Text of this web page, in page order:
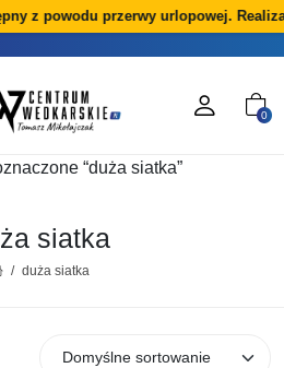
z powodu przerwy urlopowej.
0
“duża siatka”
siatka
/ duża siatka